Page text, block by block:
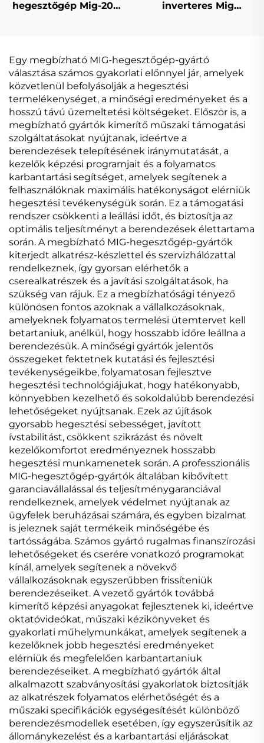
hegesztőgép Mig-200
hegesztőgép
inverteres Mig
hegesztőgép
Egy megbízható MIG-hegesztőgép-gyártó
választása számos gyakorlati előnnyel jár, amelyek
közvetlenül befolyásolják a hegesztési
termelékenységet, a minőségi eredményeket és a
hosszú távú üzemeltetési költségeket. Először is, a
megbízható gyártók kimerítő műszaki támogatási
szolgáltatásokat nyújtanak, ideértve a
berendezések telepítésének iránymutatását, a
kezelők képzési programjait és a folyamatos
karbantartási segítséget, amelyek segítenek a
felhasználóknak maximális hatékonyságot elérniük
hegesztési tevékenységük során. Ez a támogatási
rendszer csökkenti a leállási időt, és biztosítja az
optimális teljesítményt a berendezések élettartama
során. A megbízható MIG-hegesztőgép-gyártók
kiterjedt alkatrész-készlettel és szervizhálózattal
rendelkeznek, így gyorsan elérhetők a
cserealkatrészek és a javítási szolgáltatások, ha
szükség van rájuk. Ez a megbízhatósági tényező
különösen fontos azoknak a vállalkozásoknak,
amelyeknek folyamatos termelési ütemtervet kell
betartaniuk, anélkül, hogy hosszabb időre leállna a
berendezésük. A minőségi gyártók jelentős
összegeket fektetnek kutatási és fejlesztési
tevékenységeikbe, folyamatosan fejlesztve
hegesztési technológiájukat, hogy hatékonyabb,
könnyebben kezelhető és sokoldalúbb berendezési
lehetőségeket nyújtsanak. Ezek az újítások
gyorsabb hegesztési sebességet, javított
ívstabilitást, csökkent szikrázást és növelt
kezelőkomfortot eredményeznek hosszabb
hegesztési munkamenetek során. A professzionális
MIG-hegesztőgép-gyártók általában kibővített
garanciavállalással és teljesítménygaranciával
rendelkeznek, amelyek védelmet nyújtanak az
ügyfelek beruházásai számára, és egyben bizalmat
is jeleznek saját termékeik minőségébe és
tartósságába. Számos gyártó rugalmas finanszírozási
lehetőségeket és cserére vonatkozó programokat
kínál, amelyek segítenek a növekvő
vállalkozásoknak egyszerűbben frissíteniük
berendezéseiket. A vezető gyártók továbbá
kimerítő képzési anyagokat fejlesztenek ki, ideértve
oktatóvideókat, műszaki kézikönyveket és
gyakorlati műhelymunkákat, amelyek segítenek a
kezelőknek jobb hegesztési eredményeket
elérniük és megfelelően karbantartaniuk
berendezéseiket. A megbízható gyártók által
alkalmazott szabványosítási gyakorlatok biztosítják
az alkatrészek folyamatos elérhetőségét és a
műszaki specifikációk egységesítését különböző
berendezésmodellek esetében, így egyszerűsítik az
állománykezelést és a karbantartási eljárásokat